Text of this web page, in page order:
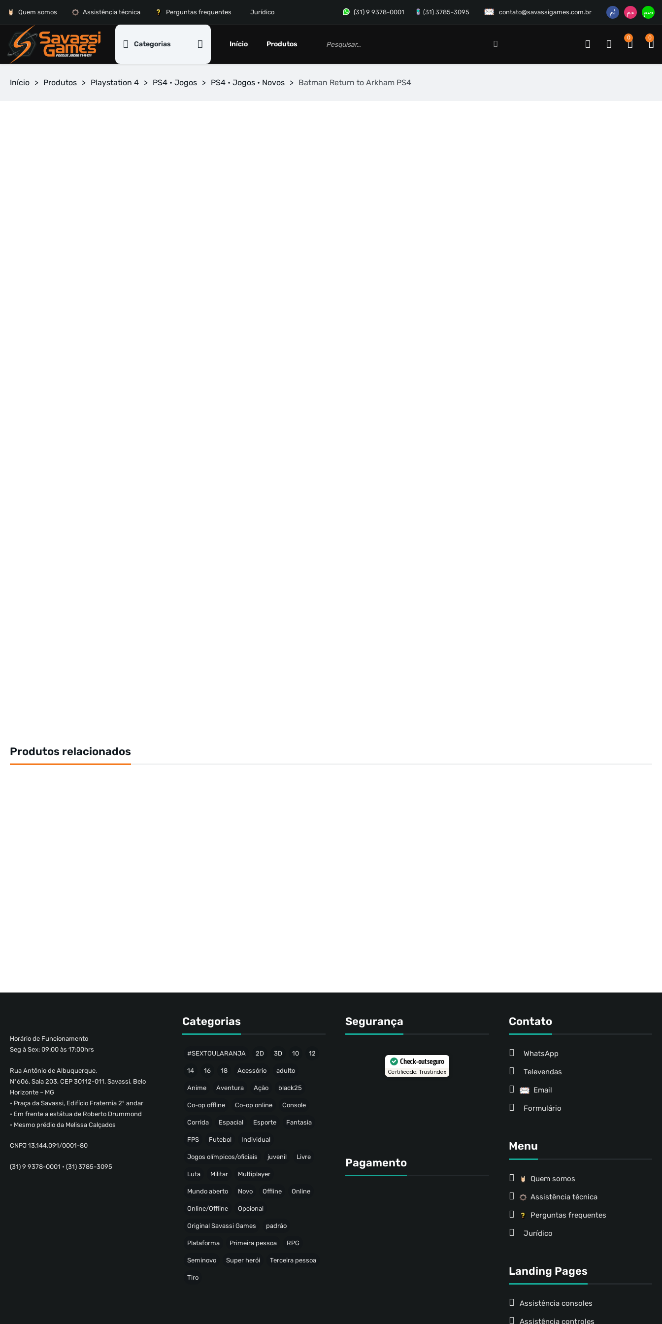
contato@savassigames.com.br
(31) 9 9378-0001 (31) 3785-3095
Quem somos Assistência técnica Perguntas frequentes Jurídico
Categorias
0
0
Início Produtos
Início > Produtos > Playstation 4 > PS4 • Jogos > PS4 • Jogos • Novos > Batman Return to Arkham PS4
Produtos relacionados
Horário de Funcionamento
Seg à Sex: 09:00 às 17:00hrs
Rua Antônio de Albuquerque,
Nº606, Sala 203, CEP 30112-011, Savassi, Belo
Horizonte – MG
• Praça da Savassi, Edifício Fraternia 2º andar
• Em frente a estátua de Roberto Drummond
• Mesmo prédio da Melissa Calçados
CNPJ 13.144.091/0001-80
(31) 9 9378-0001 • (31) 3785-3095
Categorias
#SEXTOULARANJA 2D 3D 10 12
14 16 18 Acessório adulto
Anime Aventura Ação black25
Co-op offline Co-op online Console
Corrida Espacial Esporte Fantasia
FPS Futebol Individual
Jogos olímpicos/oficiais juvenil Livre
Luta Militar Multiplayer
Mundo aberto Novo Offline Online
Online/Offline Opcional
Original Savassi Games padrão
Plataforma Primeira pessoa RPG
Seminovo Super herói Terceira pessoa
Tiro
Segurança
Check-out seguro
Certificado: Trustindex
Pagamento
Contato
WhatsApp
Televendas
Email
Formulário
Menu
Quem somos
Assistência técnica
Perguntas frequentes
Jurídico
Landing Pages
Assistência consoles
Assistência controles